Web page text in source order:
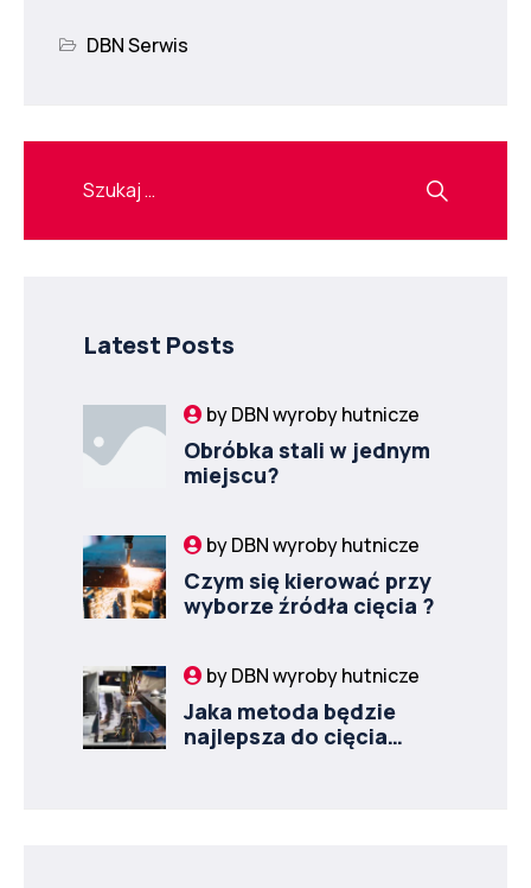
DBN Serwis
Latest Posts
byDBN wyroby hutnicze
Obróbka stali w jednym
miejscu?
byDBN wyroby hutnicze
Czym się kierować przy
wyborze źródła cięcia ?
byDBN wyroby hutnicze
Jaka metoda będzie
najlepsza do cięcia